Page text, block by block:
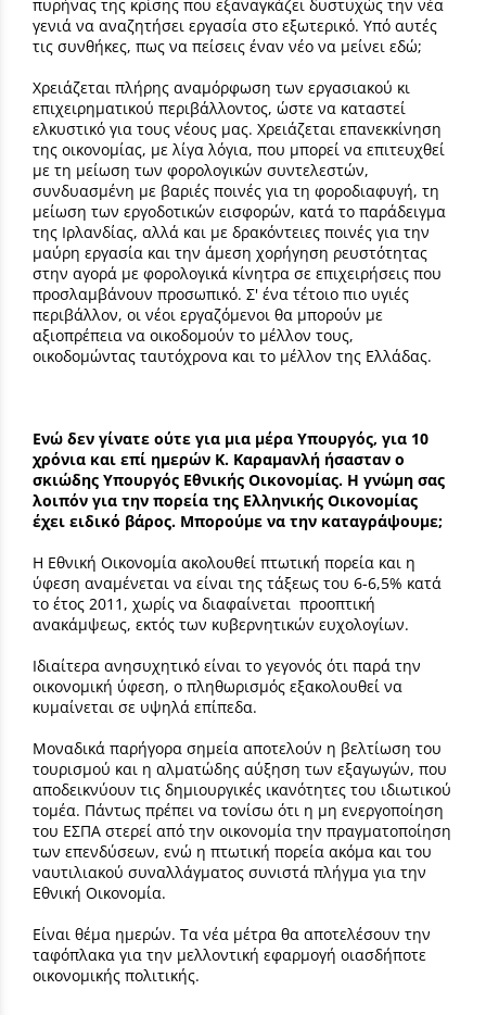
πυρήνας της κρίσης που εξαναγκάζει δυστυχώς την νέα
γενιά να αναζητήσει εργασία στο εξωτερικό. Υπό αυτές
τις συνθήκες, πως να πείσεις έναν νέο να μείνει εδώ;
Χρειάζεται πλήρης αναμόρφωση των εργασιακού κι
επιχειρηματικού περιβάλλοντος, ώστε να καταστεί
ελκυστικό για τους νέους μας. Χρειάζεται επανεκκίνηση
της οικονομίας, με λίγα λόγια, που μπορεί να επιτευχθεί
με τη μείωση των φορολογικών συντελεστών,
συνδυασμένη με βαριές ποινές για τη φοροδιαφυγή, τη
μείωση των εργοδοτικών εισφορών, κατά το παράδειγμα
της Ιρλανδίας, αλλά και με δρακόντειες ποινές για την
μαύρη εργασία και την άμεση χορήγηση ρευστότητας
στην αγορά με φορολογικά κίνητρα σε επιχειρήσεις που
προσλαμβάνουν προσωπικό. Σ' ένα τέτοιο πιο υγιές
περιβάλλον, οι νέοι εργαζόμενοι θα μπορούν με
αξιοπρέπεια να οικοδομούν το μέλλον τους,
οικοδομώντας ταυτόχρονα και το μέλλον της Ελλάδας.
Ενώ δεν γίνατε ούτε για μια μέρα Υπουργός, για 10
χρόνια και επί ημερών Κ. Καραμανλή ήσασταν ο
σκιώδης Υπουργός Εθνικής Οικονομίας. Η γνώμη σας
λοιπόν για την πορεία της Ελληνικής Οικονομίας
έχει ειδικό βάρος. Μπορούμε να την καταγράψουμε;
Η Εθνική Οικονομία ακολουθεί πτωτική πορεία και η
ύφεση αναμένεται να είναι της τάξεως του 6-6,5% κατά
το έτος 2011, χωρίς να διαφαίνεται προοπτική
ανακάμψεως, εκτός των κυβερνητικών ευχολογίων.
Ιδιαίτερα ανησυχητικό είναι το γεγονός ότι παρά την
οικονομική ύφεση, ο πληθωρισμός εξακολουθεί να
κυμαίνεται σε υψηλά επίπεδα.
Μοναδικά παρήγορα σημεία αποτελούν η βελτίωση του
τουρισμού και η αλματώδης αύξηση των εξαγωγών, που
αποδεικνύουν τις δημιουργικές ικανότητες του ιδιωτικού
τομέα. Πάντως πρέπει να τονίσω ότι η μη ενεργοποίηση
του ΕΣΠΑ στερεί από την οικονομία την πραγματοποίηση
των επενδύσεων, ενώ η πτωτική πορεία ακόμα και του
ναυτιλιακού συναλλάγματος συνιστά πλήγμα για την
Εθνική Οικονομία.
Είναι θέμα ημερών. Τα νέα μέτρα θα αποτελέσουν την
ταφόπλακα για την μελλοντική εφαρμογή οιασδήποτε
οικονομικής πολιτικής.